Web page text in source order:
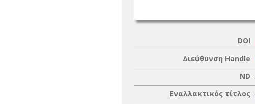
DOI
Διεύθυνση Handle
ND
Εναλλακτικός τίτλος